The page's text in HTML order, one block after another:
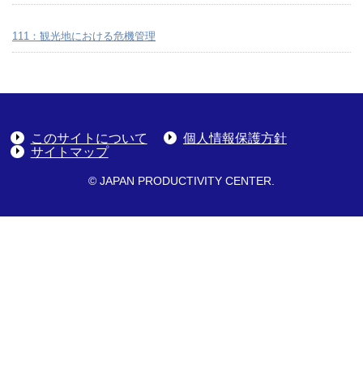
111：観光地における危機管理
このサイトについて
個人情報保護方針
サイトマップ
© JAPAN PRODUCTIVITY CENTER.